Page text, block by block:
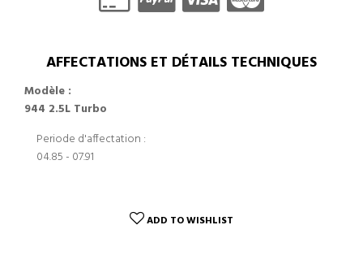
AFFECTATIONS ET DÉTAILS TECHNIQUES
Modèle :
944 2.5L Turbo
Periode d'affectation :
04.85 - 07.91
ADD TO WISHLIST